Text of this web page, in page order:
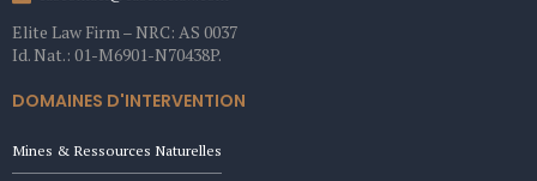
Elite Law Firm – NRC: AS 0037
Id. Nat.: 01-M6901-N70438P.
DOMAINES D'INTERVENTION
Mines & Ressources Naturelles